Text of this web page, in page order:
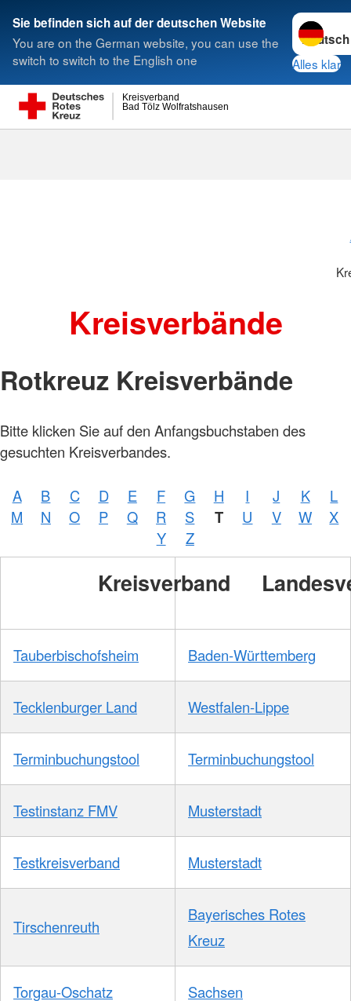
Sie befinden sich auf der deutschen Website
You are on the German website, you can use the
switch to switch to the English one
Sprache
Alles klar
Bad Tölz Wolfratshausen
Kreisverband
Suche
Kreisverbände
Rotkreuz Kreisverbände
Bitte klicken Sie auf den Anfangsbuchstaben des
gesuchten Kreisverbandes.
A B C D E F G H I J K
L
M
N O P Q R S T U V W
X
Y
Z
Kreisverband
Tauberbischofsheim Baden-Württemberg
Tecklenburger Land Westfalen-Lippe
Terminbuchungstool Terminbuchungstool
Testinstanz FMV Musterstadt
Testkreisverband Musterstadt
Tirschenreuth
Bayerisches Rotes
Kreuz
Torgau-Oschatz Sachsen